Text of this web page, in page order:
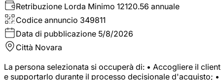
Retribuzione Lorda Minimo 12120.56 annuale
Codice annuncio 349811
Data di pubblicazione 5/8/2026
Città Novara
La persona selezionata si occuperà di: • Accogliere il
e supportarlo durante il processo decisionale d'acquisto; •